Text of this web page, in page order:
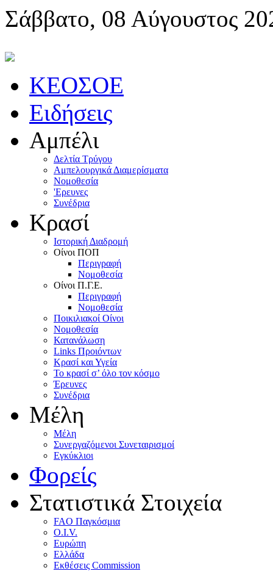
Σάββατο, 08 Αύγουστος
KEOΣOE
Ειδήσεις
Αμπέλι
Δελτία Τρύγου
Αμπελουργικά Διαμερίσματα
Nομοθεσία
'Eρευνες
Συνέδρια
Κρασί
Iστορική Διαδρομή
Oίνοι ΠOΠ
Περιγραφή
Nομοθεσία
Oίνοι Π.Γ.E.
Περιγραφή
Νομοθεσία
Ποικιλιακοί Oίνοι
Nομοθεσία
Κατανάλωση
Links Προιόντων
Κρασί και Υγεία
To κρασί σ’ όλο τον κόσμο
Έρευνες
Συνέδρια
Μέλη
Mέλη
Συνεργαζόμενοι Συνεταιρισμοί
Εγκύκλιοι
Φορείς
Στατιστικά Στοιχεία
FAO Παγκόσμια
O.I.V.
Ευρώπη
Ελλάδα
Eκθέσεις Commission